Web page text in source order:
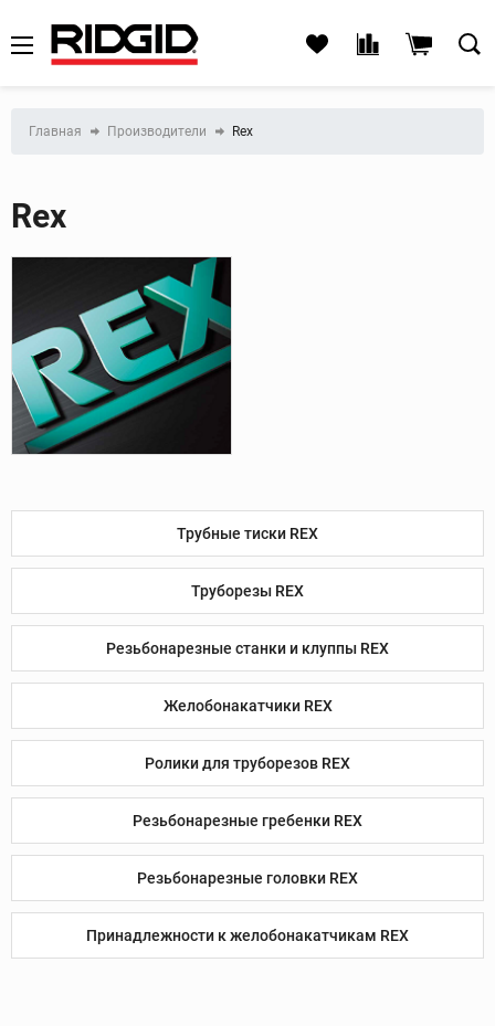
Главная Производители Rex
Rex
Трубные тиски REX
Труборезы REX
Резьбонарезные станки и клуппы REX
Желобонакатчики REX
Ролики для труборезов REX
Резьбонарезные гребенки REX
Резьбонарезные головки REX
Принадлежности к желобонакатчикам REX